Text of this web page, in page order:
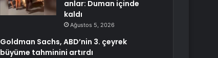
anlar: Duman içinde
kaldı
Ağustos 5, 2026
Goldman Sachs, ABD’nin 3. çeyrek
büyüme tahminini artırdı